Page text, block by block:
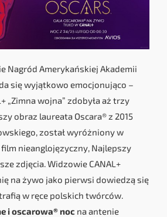
Nagród Amerykańskiej Akademii
się wyjątkowo emocjonująco –
„Zimna wojna” zdobyła aż trzy
obraz laureata Oscara® z 2015
został wyróżniony w
nieanglojęzyczny, Najlepszy
zdjęcia. Widzowie CANAL+
na żywo jako pierwsi dowiedzą się
w ręce polskich twórców.
i oscarowa® noc na antenie